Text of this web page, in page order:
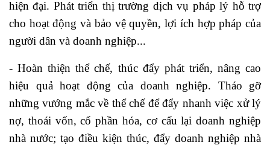
hiện đại. Phát triển thị trường dịch vụ pháp lý hỗ trợ
cho hoạt động và bảo vệ quyền, lợi ích hợp pháp của
người dân và doanh nghiệp...
- Hoàn thiện thể chế, thúc đẩy phát triển, nâng cao
hiệu quả hoạt động của doanh nghiệp. Tháo gỡ
những vướng mắc về thể chế để đẩy nhanh việc xử lý
nợ, thoái vốn, cổ phần hóa, cơ cấu lại doanh nghiệp
nhà nước; tạo điều kiện thúc, đẩy doanh nghiệp nhà